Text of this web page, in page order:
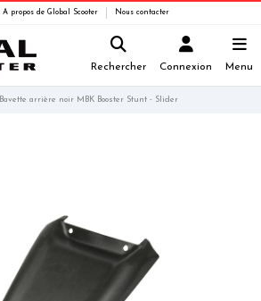
A propos de Global Scooter Nous contacter
Rechercher Connexion Menu
Bavette arrière noir MBK Booster Stunt - Slider